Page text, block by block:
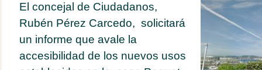
El concejal de Ciudadanos,
Rubén Pérez Carcedo, solicitará
un informe que avale la
accesibilidad de los nuevos usos